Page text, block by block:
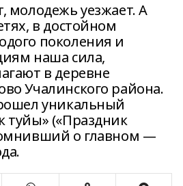
молодежь уезжает. А
в достойном
поколения и
наша сила,
в деревне
Учалинского района.
уникальный
туйы» («Праздник
о главном —